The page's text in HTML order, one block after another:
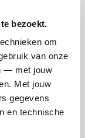
bezoekt.
om
van onze
— met jouw
Met jouw
gegevens
en technische
Donation